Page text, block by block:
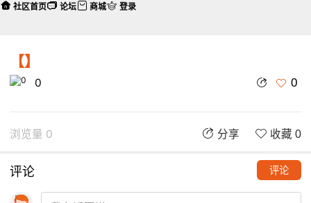
【】
0 0
浏览量 0 分享 收藏 0
评论 评论
社区首页 论坛 商城 登录